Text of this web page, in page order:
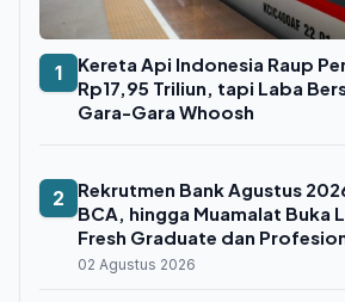
1
Kereta Api Indonesia Raup
Rp17,95 Triliun, tapi Laba
Gara-Gara Whoosh
2
Rekrutmen Bank Agustus
BCA, hingga Muamalat Buka
Fresh Graduate dan
02 Agustus 2026